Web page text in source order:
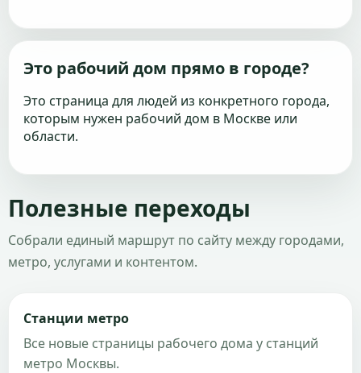
Это рабочий дом прямо в городе?
Это страница для людей из конкретного города,
которым нужен рабочий дом в Москве или
области.
Полезные переходы
Собрали единый маршрут по сайту между городами,
метро, услугами и контентом.
Станции метро
Все новые страницы рабочего дома у станций
метро Москвы.